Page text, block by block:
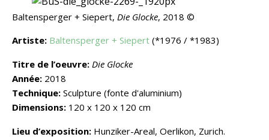
Baltensperger + Siepert, Die Glocke, 2018 ©
Artiste: Baltensperger + Siepert (*1976 / *1983)
Titre de l’oeuvre: Die Glocke
Année: 2018
Technique: Sculpture (fonte d'aluminium)
Dimensions: 120 x 120 x 120 cm
Lieu d’exposition: Hunziker-Areal, Oerlikon, Zurich.